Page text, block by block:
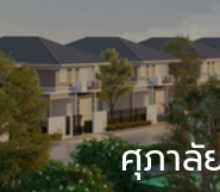
ศุภาลั